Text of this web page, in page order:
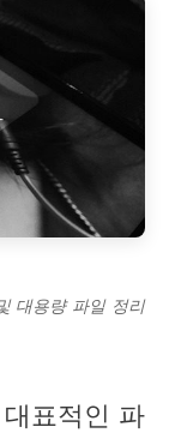
대용량 파일 정리
표적인 파